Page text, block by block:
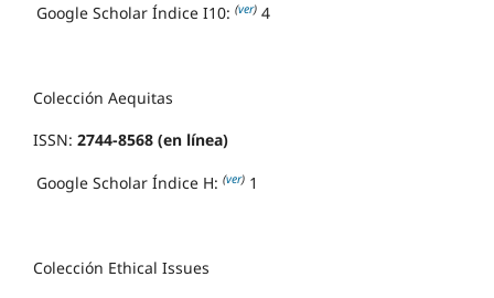
Google Scholar Índice I10: (ver) 4
Colección Aequitas
ISSN: 2744-8568 (en línea)
Google Scholar Índice H: (ver) 1
Colección Ethical Issues